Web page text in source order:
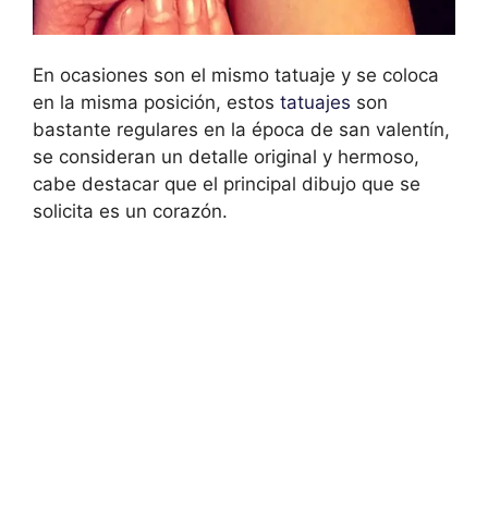
En ocasiones son el mismo tatuaje y se coloca
en la misma posición, estos tatuajes son
bastante regulares en la época de san valentín,
se consideran un detalle original y hermoso,
cabe destacar que el principal dibujo que se
solicita es un corazón.